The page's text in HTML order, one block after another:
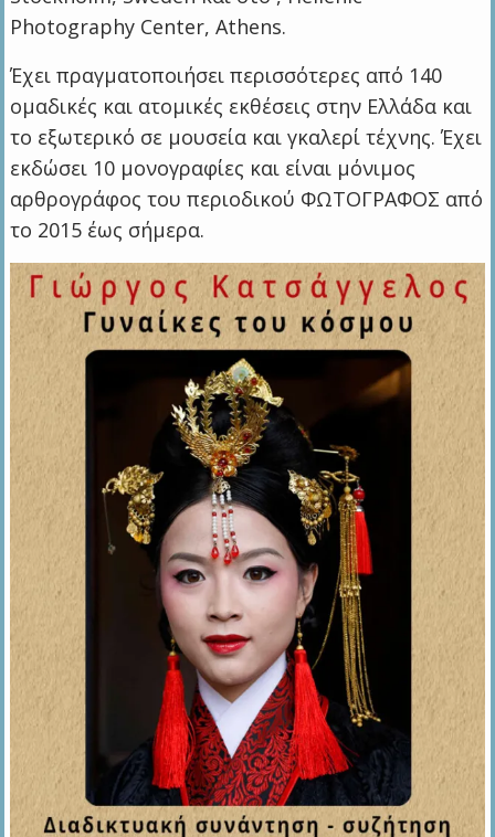
Photography Center, Athens.
Έχει πραγματοποιήσει περισσότερες από 140
ομαδικές και ατομικές εκθέσεις στην Ελλάδα και
το εξωτερικό σε μουσεία και γκαλερί τέχνης. Έχει
εκδώσει 10 μονογραφίες και είναι μόνιμος
αρθρογράφος του περιοδικού ΦΩΤΟΓΡΑΦΟΣ από
το 2015 έως σήμερα.